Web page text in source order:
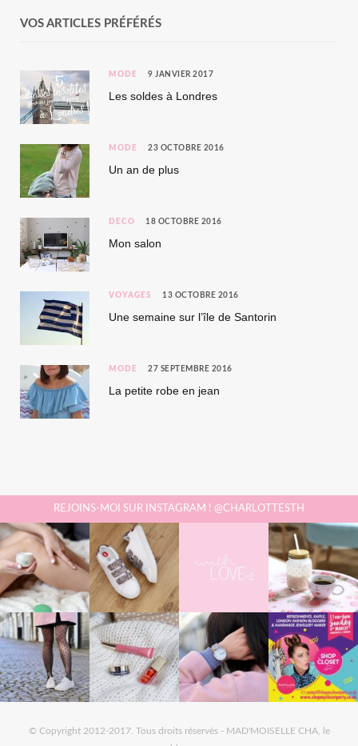
VOS ARTICLES PRÉFÉRÉS
MODE 9 JANVIER 2017
Les soldes à Londres
MODE 23 OCTOBRE 2016
Un an de plus
DÉCO 18 OCTOBRE 2016
Mon salon
VOYAGES 13 OCTOBRE 2016
Une semaine sur l’île de Santorin
MODE 27 SEPTEMBRE 2016
La petite robe en jean
REJOINS-MOI SUR INSTAGRAM ! @CHARLOTTESTH
© Copyright 2012-2017. Tous droits réservés - MAD'MOISELLE CHA, le